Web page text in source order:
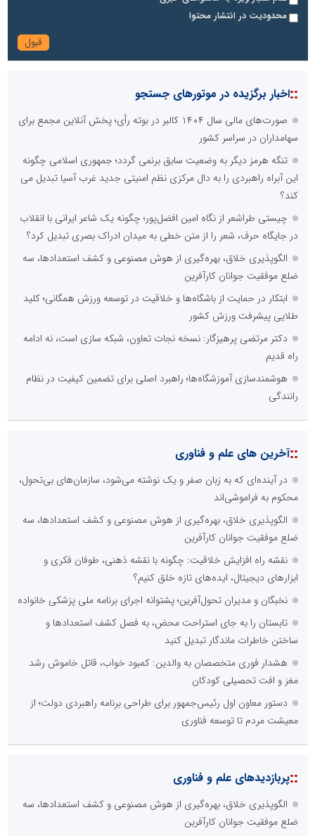
محدودیت در انتشار محتوا
::اخبار برگزیده در موتورهای جستجو
صورت‌های مالی سال ۱۴۰۴ کالبر در بوته رأی؛ پخش آنلاین مجمع برای
سهامداران در سراسر کشور
تنگه هرمز دیگر به وضعیت سابق برنمی گردد؛ جمهوری اسلامی چگونه
این آبراه راهبردی را به دال مرکزی نظم امنیتی جدید غرب آسیا تبدیل می
کند؟
چیستی طراشعر از نگاه امین افضل‌پور؛ چگونه یک شاعر ایرانی با انقلاب
در جایگاه حرف، شعر را از متن خطی به میدان ادراک بصری تبدیل کرد؟
الگوپذیری خلاق، بهره‌گیری از هوش مصنوعی و کشف استعدادها، سه
ضلع موفقیت جوانان کارآفرین
ابتکار در حمایت از باشگاه‌ها و خلاقیت در توسعه ورزش همگانی؛ کلید
طلایی پیشرفت ورزش کشور
دکتر مرتضی پرهیزگار: نسخه نجات تعاون، شبکه سازی است، نه ادامه
راه قدیم
هوشمندسازی آموزشگاه‌ها؛ راهبرد اصلی برای تضمین کیفیت در نظام
رانندگی
::آخرین های علم و فناوری
در آینده‌ای که به زبان صفر و یک نوشته می‌شود، سازمان‌های بی‌تحول،
محکوم به فراموشی‌اند
الگوپذیری خلاق، بهره‌گیری از هوش مصنوعی و کشف استعدادها، سه
ضلع موفقیت جوانان کارآفرین
نقشه راه افزایش خلاقیت: چگونه با نقشه ذهنی، طوفان فکری و
ابزارهای دیجیتال، ایده‌های تازه خلق کنیم؟
نخبگان و مدیران تحول‌آفرین؛ پشتوانه اجرای برنامه ملی پزشکی خانواده
تابستان را به جای استراحت محض، به فصل کشف استعدادها و
ساختن خاطرات ماندگار تبدیل کنید
هشدار فوری متخصصان به والدین: کمبود خواب، قاتل خاموش رشد
مغز و افت تحصیلی کودکان
دستور معاون اول رئیس‌جمهور برای طراحی برنامه راهبردی دولت؛ از
معیشت مردم تا توسعه فناوری
::پربازدیدهای علم و فناوری
الگوپذیری خلاق، بهره‌گیری از هوش مصنوعی و کشف استعدادها، سه
ضلع موفقیت جوانان کارآفرین